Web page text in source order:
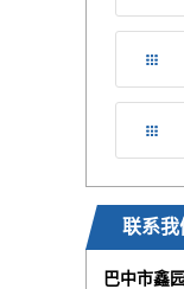
联系我
巴中市鑫